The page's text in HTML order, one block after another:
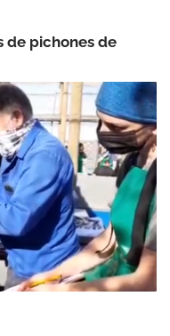
de pichones de